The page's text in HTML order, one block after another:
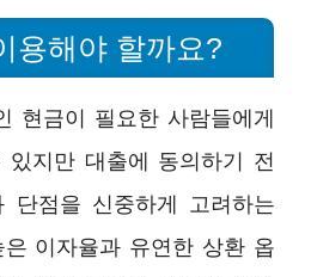
용해야 할까요?
현금이 필요한 사람들에게
지만 대출에 동의하기 전
단점을 신중하게 고려하는
이자율과 유연한 상환 옵